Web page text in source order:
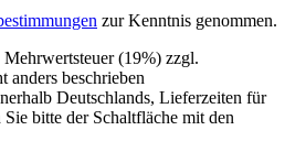
zur Kenntnis genommen.
(19%) zzgl.
anders beschrieben
Deutschlands, Lieferzeiten für
bitte der Schaltfläche mit den